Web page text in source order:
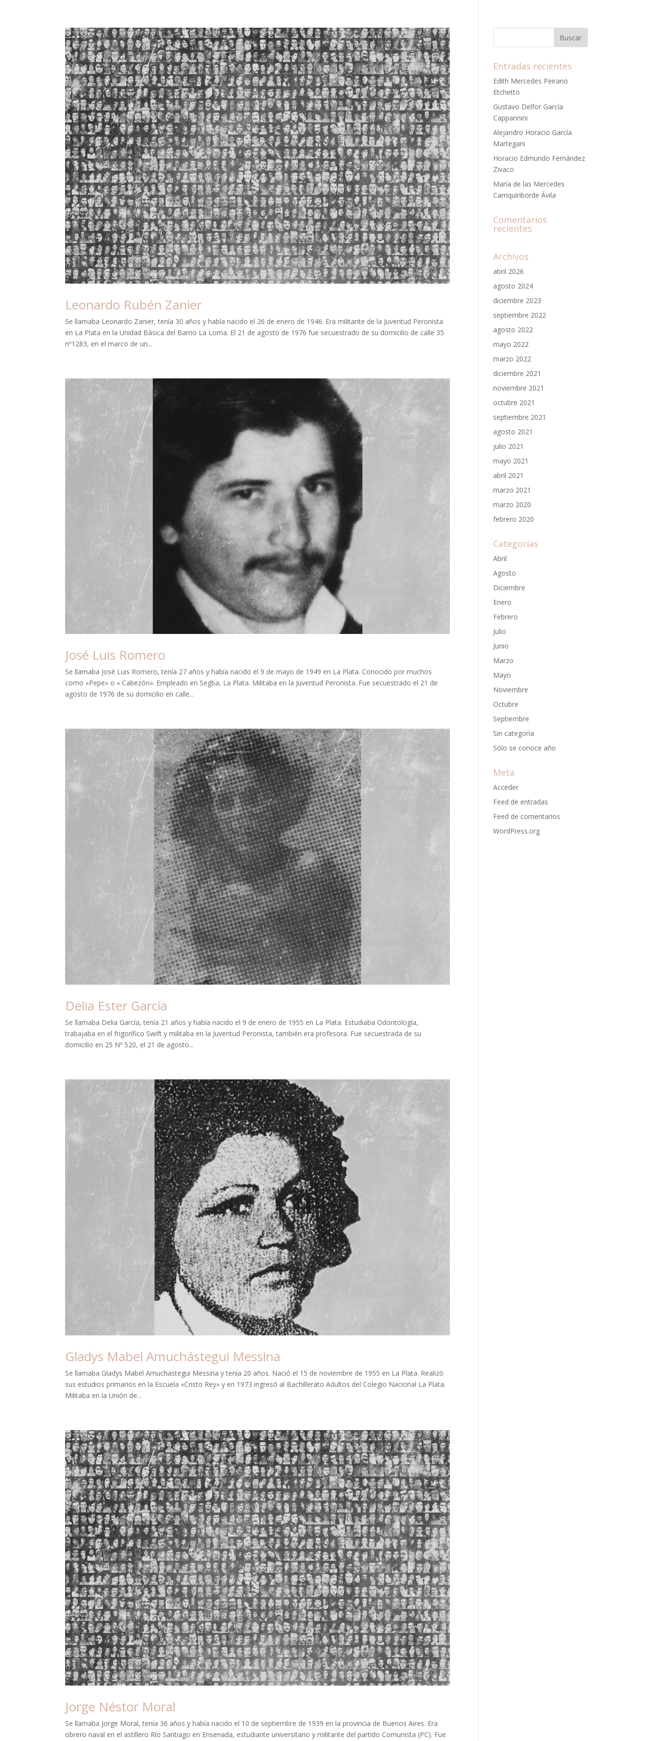
Leonardo Rubén Zanier
Se llamaba Leonardo Zanier, tenía 30 años y había nacido el 26 de enero de 1946. Era militante de la Juventud Peronista
en La Plata en la Unidad Básica del Barrio La Loma. El 21 de agosto de 1976 fue secuestrado de su domicilio de calle 35
nº1283, en el marco de un...
José Luis Romero
Se llamaba José Luis Romero, tenía 27 años y había nacido el 9 de mayo de 1949 en La Plata. Conocido por muchos
como «Pepe» o » Cabezón». Empleado en Segba, La Plata. Militaba en la Juventud Peronista. Fue secuestrado el 21 de
agosto de 1976 de su domicilio en calle...
Delia Ester García
Se llamaba Delia García, tenía 21 años y había nacido el 9 de enero de 1955 en La Plata. Estudiaba Odontología,
trabajaba en el frigorífico Swift y militaba en la Juventud Peronista, también era profesora. Fue secuestrada de su
domicilio en 25 Nº 520, el 21 de agosto...
Gladys Mabel Amuchástegui Messina
Se llamaba Gladys Mabel Amuchastegui Messina y tenía 20 años. Nació el 15 de noviembre de 1955 en La Plata. Realizó
sus estudios primarios en la Escuela «Cristo Rey» y en 1973 ingresó al Bachillerato Adultos del Colegio Nacional La Plata.
Militaba en la Unión de...
Jorge Néstor Moral
Se llamaba Jorge Moral, tenía 36 años y había nacido el 10 de septiembre de 1939 en la provincia de Buenos Aires. Era
obrero naval en el astillero Río Santiago en Ensenada, estudiante universitario y militante del partido Comunista (PC). Fue
Entradas recientes
Edith Mercedes Peirano
Etchetto
Gustavo Delfor García
Cappannini
Alejandro Horacio García
Martegani
Horacio Edmundo Fernández
Zivaco
María de las Mercedes
Carriquiriborde Ávila
Comentarios
recientes
Archivos
abril 2026
agosto 2024
diciembre 2023
septiembre 2022
agosto 2022
mayo 2022
marzo 2022
diciembre 2021
noviembre 2021
octubre 2021
septiembre 2021
agosto 2021
julio 2021
mayo 2021
abril 2021
marzo 2021
marzo 2020
febrero 2020
Categorías
Abril
Agosto
Diciembre
Enero
Febrero
Julio
Junio
Marzo
Mayo
Noviembre
Octubre
Septiembre
Sin categoría
Sólo se conoce año
Meta
Acceder
Feed de entradas
Feed de comentarios
WordPress.org